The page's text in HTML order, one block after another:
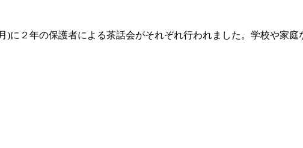
)に２年の保護者による茶話会がそれぞれ行われました。学校や家